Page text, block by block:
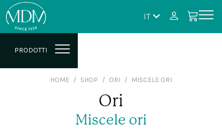
IT
PRODOTTI
HOME SHOP ORI MISCELE ORI
Ori
Miscele ori